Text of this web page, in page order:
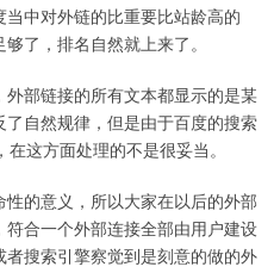
中对外链的比重要比站龄高的
了，排名自然就上来了。
部链接的所有文本都显示的是某
自然规律，但是由于百度的搜索
这方面处理的不是很妥当。
的意义，所以大家在以后的外部
合一个外部连接全部由用户建设
搜索引擎察觉到是刻意的做的外